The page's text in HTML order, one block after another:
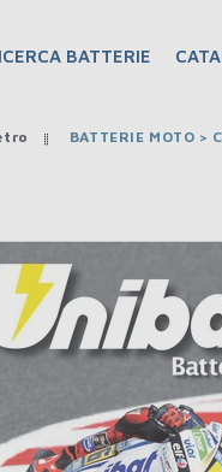
BATTERIE
BATTERIE MOTO >